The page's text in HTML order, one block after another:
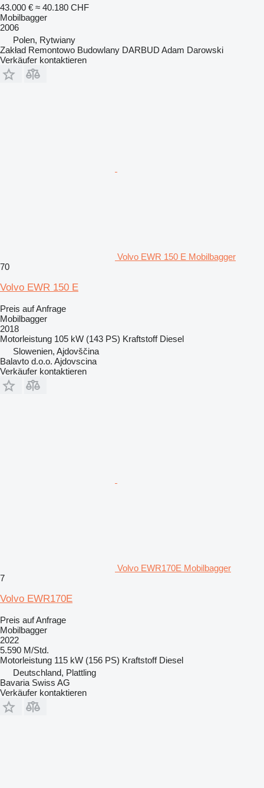
43.000 € ≈ 40.180 CHF
Mobilbagger
2006
Polen, Rytwiany
Zakład Remontowo Budowlany DARBUD Adam Darowski
Verkäufer kontaktieren
Volvo EWR 150 E Mobilbagger
70
Volvo EWR 150 E
Preis auf Anfrage
Mobilbagger
2018
Motorleistung 105 kW (143 PS) Kraftstoff Diesel
Slowenien, Ajdovščina
Balavto d.o.o. Ajdovscina
Verkäufer kontaktieren
Volvo EWR170E Mobilbagger
7
Volvo EWR170E
Preis auf Anfrage
Mobilbagger
2022
5.590 M/Std.
Motorleistung 115 kW (156 PS) Kraftstoff Diesel
Deutschland, Plattling
Bavaria Swiss AG
Verkäufer kontaktieren